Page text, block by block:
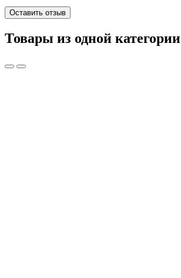
Оставить отзыв
Товары из одной категории